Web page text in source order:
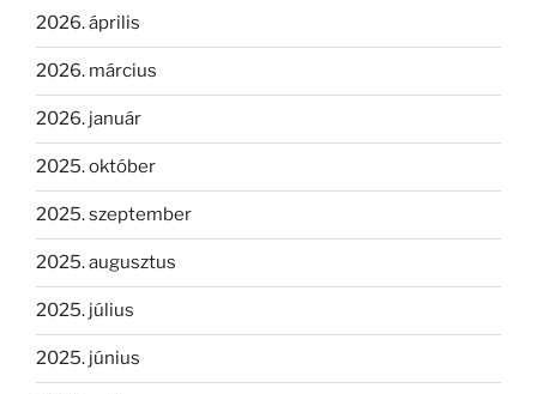
2026. április
2026. március
2026. január
2025. október
2025. szeptember
2025. augusztus
2025. július
2025. június